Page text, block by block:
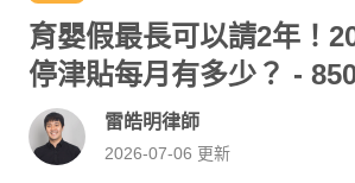
育嬰假最長可以請2年！
停津貼每月有多少？ -
雷皓明律師
2026-07-06 更新